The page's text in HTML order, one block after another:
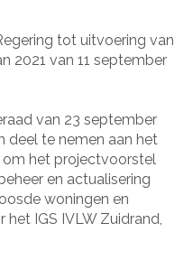
tot uitvoering van
2021 van 11 september
van 23 september
deel te nemen aan het
het projectvoorstel
en actualisering
woningen en
IGS IVLW Zuidrand,